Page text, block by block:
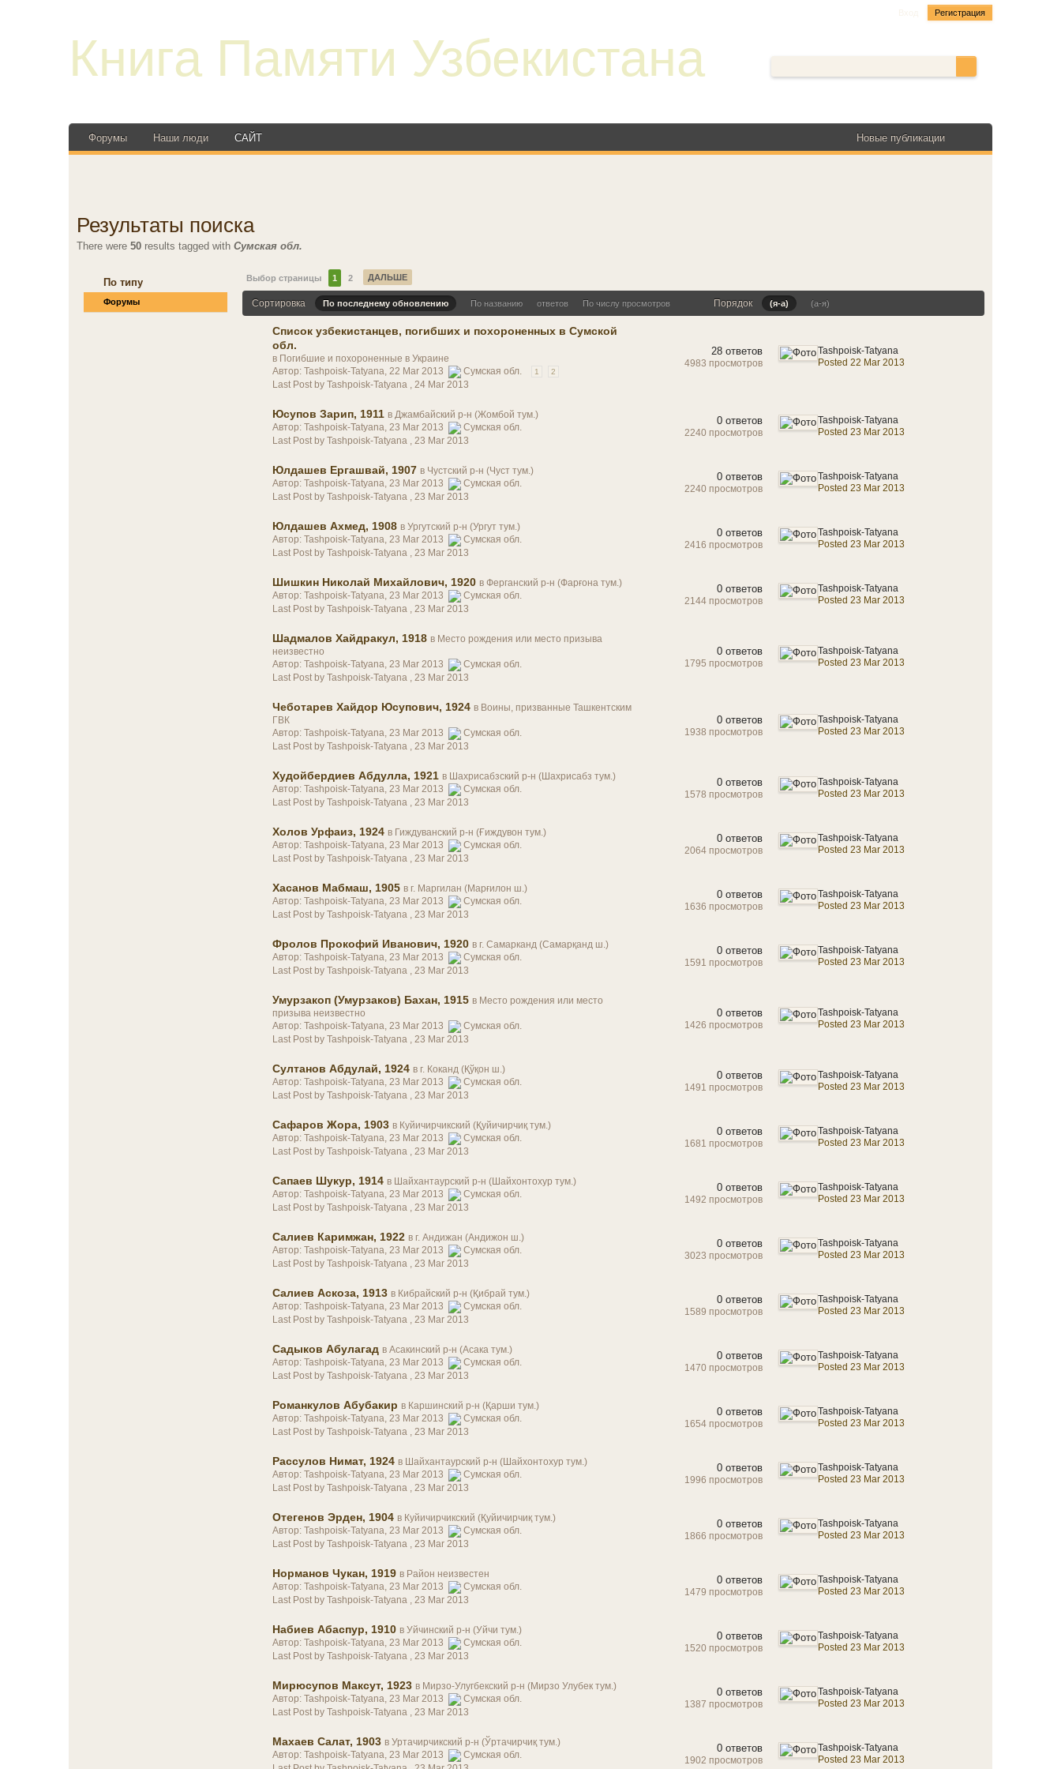
Регистрация
Книга Памяти Узбекистана
Новые публикации
Форумы Наши люди САЙТ
Результаты поиска
There were50 results tagged withСумская обл.
По типу
Форумы
Выбор страницы 1 2 ДАЛЬШЕ
Сортировка По последнему обновлению По названию ответов По числу просмотров Порядок (я-а) (а-я)
Список узбекистанцев, погибших и похороненных в Сумской
обл.
в Погибшие и похороненные в Украине
Автор: Tashpoisk-Tatyana, 22 Mar 2013
Сумская обл. 1 2
Last Post by Tashpoisk-Tatyana ,24 Mar 2013
28 ответов
4983 просмотров
Tashpoisk-Tatyana
Posted 22 Mar 2013
Юсупов Зарип, 1911 вДжамбайский р-н (Жомбой тум.)
Автор: Tashpoisk-Tatyana, 23 Mar 2013
Сумская обл.
Last Post by Tashpoisk-Tatyana ,23 Mar 2013
0 ответов
2240 просмотров
Tashpoisk-Tatyana
Posted 23 Mar 2013
Юлдашев Ергашвай, 1907 в Чустский р-н (Чуст тум.)
Автор: Tashpoisk-Tatyana, 23 Mar 2013
Сумская обл.
Last Post by Tashpoisk-Tatyana ,23 Mar 2013
0 ответов
2240 просмотров
Tashpoisk-Tatyana
Posted 23 Mar 2013
Юлдашев Ахмед, 1908 вУргутский р-н (Ургут тум.)
Автор: Tashpoisk-Tatyana, 23 Mar 2013
Сумская обл.
Last Post by Tashpoisk-Tatyana ,23 Mar 2013
0 ответов
2416 просмотров
Tashpoisk-Tatyana
Posted 23 Mar 2013
Шишкин Николай Михайлович, 1920 вФерганский р-н (Фарғона тум.)
Автор: Tashpoisk-Tatyana, 23 Mar 2013
Сумская обл.
Last Post by Tashpoisk-Tatyana ,23 Mar 2013
0 ответов
2144 просмотров
Tashpoisk-Tatyana
Posted 23 Mar 2013
Шадмалов Хайдракул, 1918 в Место рождения или место призыва
неизвестно
Автор: Tashpoisk-Tatyana, 23 Mar 2013
Сумская обл.
Last Post by Tashpoisk-Tatyana ,23 Mar 2013
0 ответов
1795 просмотров
Tashpoisk-Tatyana
Posted 23 Mar 2013
Чеботарев Хайдор Юсупович, 1924 в Воины, призванные Ташкентским
ГВК
Автор: Tashpoisk-Tatyana, 23 Mar 2013
Сумская обл.
Last Post by Tashpoisk-Tatyana ,23 Mar 2013
0 ответов
1938 просмотров
Tashpoisk-Tatyana
Posted 23 Mar 2013
Худойбердиев Абдулла, 1921 в Шахрисабзский р-н (Шахрисабз тум.)
Автор: Tashpoisk-Tatyana, 23 Mar 2013
Сумская обл.
Last Post by Tashpoisk-Tatyana ,23 Mar 2013
0 ответов
1578 просмотров
Tashpoisk-Tatyana
Posted 23 Mar 2013
Холов Урфаиз, 1924 в Гиждуванский р-н (Ғиждувон тум.)
Автор: Tashpoisk-Tatyana, 23 Mar 2013
Сумская обл.
Last Post by Tashpoisk-Tatyana ,23 Mar 2013
0 ответов
2064 просмотров
Tashpoisk-Tatyana
Posted 23 Mar 2013
Хасанов Мабмаш, 1905 в г. Маргилан (Марғилон ш.)
Автор: Tashpoisk-Tatyana, 23 Mar 2013
Сумская обл.
Last Post by Tashpoisk-Tatyana ,23 Mar 2013
0 ответов
1636 просмотров
Tashpoisk-Tatyana
Posted 23 Mar 2013
Фролов Прокофий Иванович, 1920 в г. Самарканд (Самарқанд ш.)
Автор: Tashpoisk-Tatyana, 23 Mar 2013
Сумская обл.
Last Post by Tashpoisk-Tatyana ,23 Mar 2013
0 ответов
1591 просмотров
Tashpoisk-Tatyana
Posted 23 Mar 2013
Умурзакоп (Умурзаков) Бахан, 1915 в Место рождения или место
призыва неизвестно
Автор: Tashpoisk-Tatyana, 23 Mar 2013
Сумская обл.
Last Post by Tashpoisk-Tatyana ,23 Mar 2013
0 ответов
1426 просмотров
Tashpoisk-Tatyana
Posted 23 Mar 2013
Султанов Абдулай, 1924 в г. Коканд (Қўқон ш.)
Автор: Tashpoisk-Tatyana, 23 Mar 2013
Сумская обл.
Last Post by Tashpoisk-Tatyana ,23 Mar 2013
0 ответов
1491 просмотров
Tashpoisk-Tatyana
Posted 23 Mar 2013
Сафаров Жора, 1903 в Куйичирчикский (Қуйичирчиқ тум.)
Автор: Tashpoisk-Tatyana, 23 Mar 2013
Сумская обл.
Last Post by Tashpoisk-Tatyana ,23 Mar 2013
0 ответов
1681 просмотров
Tashpoisk-Tatyana
Posted 23 Mar 2013
Сапаев Шукур, 1914 в Шайхантаурский р-н (Шайхонтохур тум.)
Автор: Tashpoisk-Tatyana, 23 Mar 2013
Сумская обл.
Last Post by Tashpoisk-Tatyana ,23 Mar 2013
0 ответов
1492 просмотров
Tashpoisk-Tatyana
Posted 23 Mar 2013
Салиев Каримжан, 1922 в г. Андижан (Андижон ш.)
Автор: Tashpoisk-Tatyana, 23 Mar 2013
Сумская обл.
Last Post by Tashpoisk-Tatyana ,23 Mar 2013
0 ответов
3023 просмотров
Tashpoisk-Tatyana
Posted 23 Mar 2013
Салиев Аскоза, 1913 в Кибрайский р-н (Қибрай тум.)
Автор: Tashpoisk-Tatyana, 23 Mar 2013
Сумская обл.
Last Post by Tashpoisk-Tatyana ,23 Mar 2013
0 ответов
1589 просмотров
Tashpoisk-Tatyana
Posted 23 Mar 2013
Садыков Абулагад вАсакинский р-н (Асака тум.)
Автор: Tashpoisk-Tatyana, 23 Mar 2013
Сумская обл.
Last Post by Tashpoisk-Tatyana ,23 Mar 2013
0 ответов
1470 просмотров
Tashpoisk-Tatyana
Posted 23 Mar 2013
Романкулов Абубакир в Каршинский р-н (Қарши тум.)
Автор: Tashpoisk-Tatyana, 23 Mar 2013
Сумская обл.
Last Post by Tashpoisk-Tatyana ,23 Mar 2013
0 ответов
1654 просмотров
Tashpoisk-Tatyana
Posted 23 Mar 2013
Рассулов Нимат, 1924 в Шайхантаурский р-н (Шайхонтохур тум.)
Автор: Tashpoisk-Tatyana, 23 Mar 2013
Сумская обл.
Last Post by Tashpoisk-Tatyana ,23 Mar 2013
0 ответов
1996 просмотров
Tashpoisk-Tatyana
Posted 23 Mar 2013
Отегенов Эрден, 1904 в Куйичирчикский (Қуйичирчиқ тум.)
Автор: Tashpoisk-Tatyana, 23 Mar 2013
Сумская обл.
Last Post by Tashpoisk-Tatyana ,23 Mar 2013
0 ответов
1866 просмотров
Tashpoisk-Tatyana
Posted 23 Mar 2013
Норманов Чукан, 1919 в Район неизвестен
Автор: Tashpoisk-Tatyana, 23 Mar 2013
Сумская обл.
Last Post by Tashpoisk-Tatyana ,23 Mar 2013
0 ответов
1479 просмотров
Tashpoisk-Tatyana
Posted 23 Mar 2013
Набиев Абаспур, 1910 вУйчинский р-н (Уйчи тум.)
Автор: Tashpoisk-Tatyana, 23 Mar 2013
Сумская обл.
Last Post by Tashpoisk-Tatyana ,23 Mar 2013
0 ответов
1520 просмотров
Tashpoisk-Tatyana
Posted 23 Mar 2013
Мирюсупов Максут, 1923 в Мирзо-Улугбекский р-н (Мирзо Улубек тум.)
Автор: Tashpoisk-Tatyana, 23 Mar 2013
Сумская обл.
Last Post by Tashpoisk-Tatyana ,23 Mar 2013
0 ответов
1387 просмотров
Tashpoisk-Tatyana
Posted 23 Mar 2013
Махаев Салат, 1903 вУртачирчикский р-н (Ўртачирчиқ тум.)
Автор: Tashpoisk-Tatyana, 23 Mar 2013
Сумская обл.
0 ответов
1902 просмотров
Tashpoisk-Tatyana
Posted 23 Mar 2013